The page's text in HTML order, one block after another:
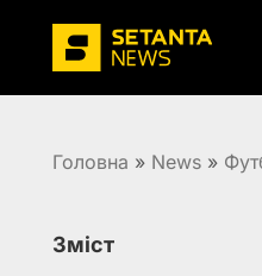
Головна » News »
Зміст